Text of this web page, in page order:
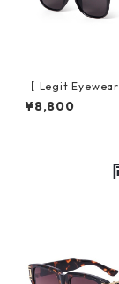
【 Legit
ses Uda (Black/
¥8,800